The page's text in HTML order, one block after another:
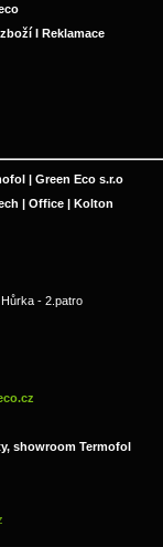
I Reklamace
| Green Eco s.r.o
| Office | Kolton
- 2.patro
showroom Termofol